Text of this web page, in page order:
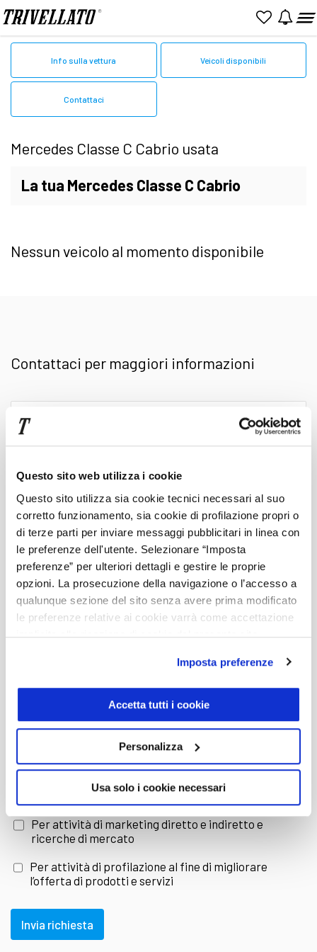
Questo sito web utilizza i cookie
Questo sito utilizza sia cookie tecnici necessari al suo
corretto funzionamento, sia cookie di profilazione propri o
di terze parti per inviare messaggi pubblicitari in linea con
le preferenze dell'utente. Selezionare “Imposta
preferenze” per ulteriori dettagli e gestire le proprie
opzioni. La prosecuzione della navigazione o l’accesso a
qualunque sezione del sito senza avere prima modificato
le preferenze relative ai cookie varrà come accettazione
implicita alla ricezione di cookie dal presente sito.
Imposta preferenze
Accetta tutti i cookie
Personalizza
Usa solo i cookie necessari
Home Mercedes
Info sulla vettura Veicoli disponibili
Contattaci
Mercedes Classe C Cabrio usata
La tua Mercedes Classe C Cabrio
Da Trivellato trovi il più ampio catalogo di
progrmma Mercedes Certified che prevede 150
controlli, assistenza stradale europea, piani di
finanziamento personalizzati e moltissimi altri
vantaggi.
Scopri tutti i servizi Trivellato, tra cui la
consegna in tutta Italia, isole incluse, a un
prezzo competitivo, e il supporto di un
consulente specializzatoche ti aiuterà nella
scelta della vettura e della soluzione di
acquisto più adatta alle tue necessità.
Esplora il nostro catalogo di Mercedes
Classe C Cabrio usate direttamente
online
occorrono su ogni vettura usata in vendita nel
nostroCentro usato di Torri di Quartesolo
Nessun veicolo al momento disponibile
Contattaci per maggiori informazioni
Scrivi
qui
il
messaggio
Cognome
Nome
E-mail
provincia
Dichiaro di aver letto e compreso l'
informativa sulla
Per attività di marketing diretto e indiretto e
ricerche di mercato
Per attività di profilazione al fine di migliorare
l’offerta di prodotti e servizi
Invia richiesta